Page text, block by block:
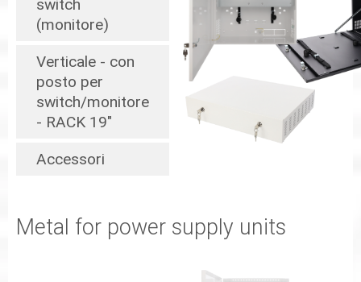
switch
(monitore)
Verticale - con
posto per
switch/monitore
- RACK 19"
Accessori
Metal for power supply units